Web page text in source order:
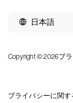
日本語
Copyright © 2026プ
プライバシーに関す